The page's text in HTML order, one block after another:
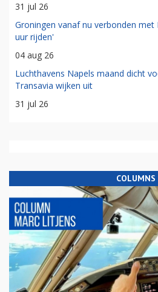
31 jul 26
Groningen vanaf nu verbonden met
uur rijden'
04 aug 26
Luchthavens Napels maand dicht
Transavia wijken uit
31 jul 26
COLUMNS